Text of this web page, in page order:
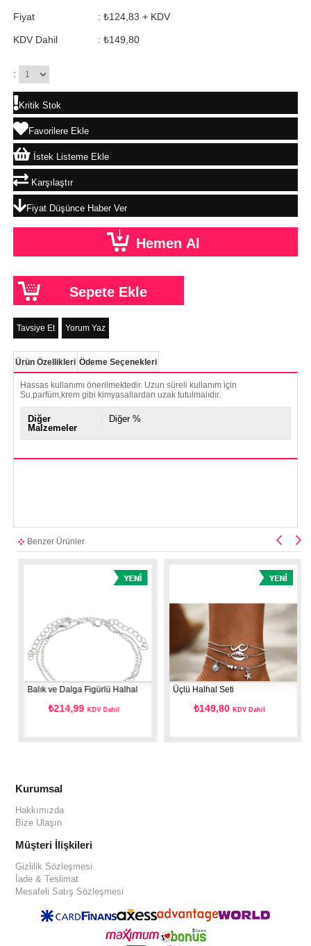
Fiyat : ₺124,83 + KDV
KDV Dahil : ₺149,80
:
Kritik Stok
Favorilere Ekle
İstek Listeme Ekle
Karşılaştır
Fiyat Düşünce Haber Ver
Tavsiye Et Yorum Yaz
Ürün Özellikleri Ödeme Seçenekleri
Hassas kullanımı önerilmektedir. Uzun süreli kullanım için
Su,parfüm,krem gibi kimyasallardan uzak tutulmalıdır.
Diğer
Malzemeler
Diğer %
Benzer Ürünler
Balık ve Dalga Figürlü Halhal
₺214,99 KDV Dahil
Üçlü Halhal Seti
₺149,80 KDV Dahil
Kurumsal
Hakkımızda
Bize Ulaşın
Müşteri İlişkileri
Gizlilik Sözleşmesi
İade & Teslimat
Mesafeli Satış Sözleşmesi